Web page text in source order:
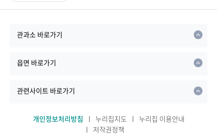
관과소 바로가기
읍면 바로가기
관련사이트 바로가기
개인정보처리방침 누리집지도
누리집 이용안내
저작권정책